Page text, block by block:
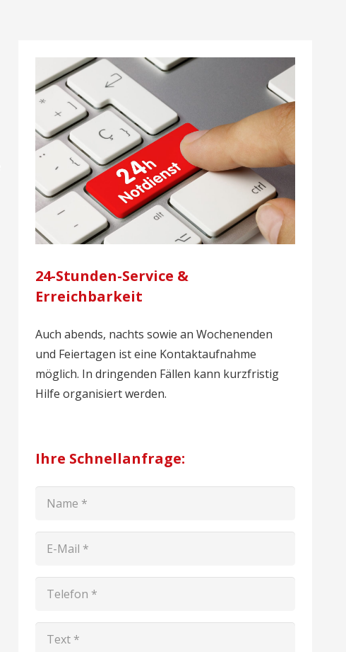
24-Stunden-Service &
Erreichbarkeit
Auch abends, nachts sowie an Wochenenden
und Feiertagen ist eine Kontaktaufnahme
möglich. In dringenden Fällen kann kurzfristig
Hilfe organisiert werden.
Ihre Schnellanfrage: